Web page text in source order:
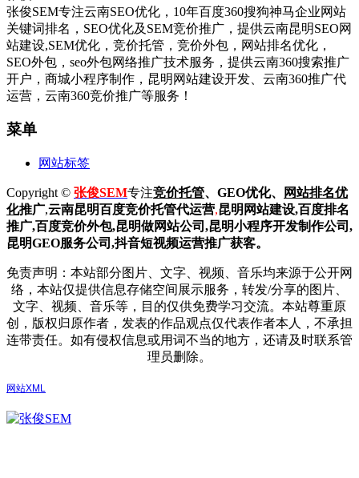
张俊SEM专注云南SEO优化，10年百度360搜狗神马企业网站
关键词排名，SEO优化及SEM竞价推广，提供云南昆明SEO网
站建设,SEM优化，竞价托管，竞价外包，网站排名优化，
SEO外包，seo外包网络推广技术服务，提供云南360搜索推广
开户，商城小程序制作，昆明网站建设开发、云南360推广代
运营，云南360竞价推广等服务！
菜单
网站标签
Copyright © 张俊SEM专注竞价托管、GEO优化、
网站排名优
化推广,云南昆明百度竞价托管代运营,昆明网站建设,百度排名
推广,百度竞价外包,昆明做网站公司,昆明小程序开发制作公司,
昆明GEO服务公司,抖音短视频运营推广获客。
免责声明：本站部分图片、文字、视频、音乐均来源于公开网
络，本站仅提供信息存储空间展示服务，转发/分享的图片、
文字、视频、音乐等，目的仅供免费学习交流。本站尊重原
创，版权归原作者，发表的作品观点仅代表作者本人，不承担
连带责任。如有侵权信息或用词不当的地方，还请及时联系管
理员删除。
网站XML